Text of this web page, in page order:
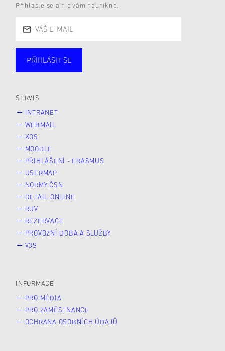
Přihlaste se a nic vám neunikne.
PŘIHLÁSIT SE
SERVIS
INTRANET
WEBMAIL
KOS
MOODLE
PŘIHLÁŠENÍ - ERASMUS
USERMAP
NORMY ČSN
DETAIL ONLINE
RUV
REZERVACE
PROVOZNÍ DOBA A SLUŽBY
V3S
INFORMACE
PRO MÉDIA
PRO ZAMĚSTNANCE
OCHRANA OSOBNÍCH ÚDAJŮ